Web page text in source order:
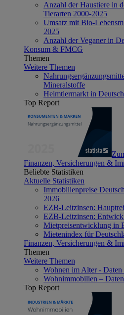
Anzahl der Haustiere in
Tierarten 2000-2025
Umsatz mit Bio-
2025
Anzahl der Veganer in
Konsum & FMCG
Themen
Weitere Themen
Mineralstoffe
Heimtiermarkt in
Top Report
Finanzen, Versicherungen &
Beliebte Statistiken
Aktuelle Statistiken
Immobilienpreise
2026
EZB-Leitzinsen:
EZB-Leitzinsen:
Mietpreisentwicklung in
Mietenindex für
Finanzen, Versicherungen &
Themen
Weitere Themen
Wohnen im Alter - Daten
Wohnimmobilien –
Top Report